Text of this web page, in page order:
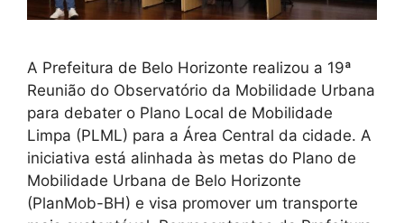
A Prefeitura de Belo Horizonte realizou a 19ª
Reunião do Observatório da Mobilidade Urbana
para debater o Plano Local de Mobilidade
Limpa (PLML) para a Área Central da cidade. A
iniciativa está alinhada às metas do Plano de
Mobilidade Urbana de Belo Horizonte
(PlanMob-BH) e visa promover um transporte